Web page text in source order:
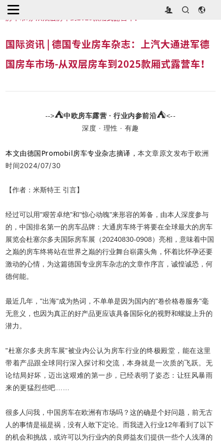
首页
国际资讯 | 德国专业房车杂志：上汽大通进军德国
国际资讯 | 德国专业房车杂志：上汽大通进军德
国房车市场-从双层房车到2025款厢式露营车！
-->⛺中欧房车露营 · 行业内参前沿⛺<--
深度 · 理性 · 有趣
本文由德国Promobil房车专业杂志摘译，本文章原文发布于欧洲
时间2024/07/30
【作者：米斯特王 引言】
经过可以用"艰苦卓绝"和"惊心动魄"来形容的筹备，由本人深度参与
的，中国排名第一的房车品牌：大通房车终于将要在全球最大的房车
展览会杜塞尔多夫国际房车展（20240830-0908）亮相，意味着中国
之巅的房车终将站在世界之巅的行业舞台崭露头角，怀着比怀孕还要
激动的心情，为这篇德国专业房车杂志的文章作序言，诚惶诚恐，何
德何能。
最近几年，"出海"成为热词，不单单是因为国内的"卷价格卷服务"毫
无意义，也因为真正的好产品更应该具备国际化的视野和螺旋上升的
潜力。
"杜塞尔多夫房车展"被业内公认为房车行业的终极殿堂，能在这里
带着产品跟全球同行深入探讨和交流，本身就是一次质的飞跃。无
论结局好坏，迈出这艰难的第一步，已经表明了姿态：让狂风暴雨
来的更猛烈些吧……
很多人问我，中国房车在欧洲有市场吗？这的确是个好问题，前无古
人的事情是福是祸，没有人敢下定论。而我进入行业12年看到了以下
的机会和挑战，或许可以为行业内的良师益友们提供一些个人浅薄的